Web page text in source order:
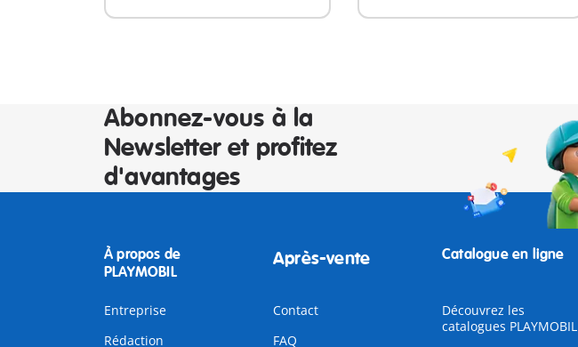
Abonnez-vous à la
Newsletter et profitez
d'avantages
À propos de
PLAYMOBIL
Entreprise
Rédaction
Après-vente
Contact
FAQ
Catalogue en ligne
Découvrez les
catalogues PLAYMOBIL